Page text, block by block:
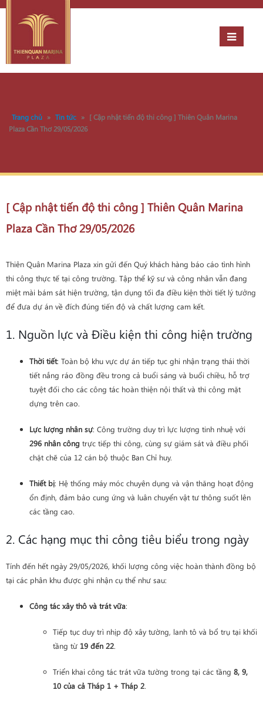
Trang chủ » Tin tức » [ Cập nhật tiến độ thi công ] Thiên Quân Marina
Plaza Cần Thơ 29/05/2026
[ Cập nhật tiến độ thi công ] Thiên Quân Marina
Plaza Cần Thơ 29/05/2026
Thiên Quân Marina Plaza xin gửi đến Quý khách hàng báo cáo tình hình
thi công thực tế tại công trường. Tập thể kỹ sư và công nhân vẫn đang
miệt mài bám sát hiện trường, tận dụng tối đa điều kiện thời tiết lý tưởng
để đưa dự án về đích đúng tiến độ và chất lượng cam kết.
1. Nguồn lực và Điều kiện thi công hiện trường
Thời tiết: Toàn bộ khu vực dự án tiếp tục ghi nhận trạng thái thời
tiết nắng ráo đồng đều trong cả buổi sáng và buổi chiều, hỗ trợ
tuyệt đối cho các công tác hoàn thiện nội thất và thi công mặt
dựng trên cao.
Lực lượng nhân sự: Công trường duy trì lực lượng tinh nhuệ với
296 nhân công trực tiếp thi công, cùng sự giám sát và điều phối
chặt chẽ của 12 cán bộ thuộc Ban Chỉ huy.
Thiết bị: Hệ thống máy móc chuyên dụng và vận thăng hoạt động
ổn định, đảm bảo cung ứng và luân chuyển vật tư thông suốt lên
các tầng cao.
2. Các hạng mục thi công tiêu biểu trong ngày
Tính đến hết ngày 29/05/2026, khối lượng công việc hoàn thành đồng bộ
tại các phân khu được ghi nhận cụ thể như sau:
Công tác xây thô và trát vữa:
Tiếp tục duy trì nhịp độ xây tường, lanh tô và bổ trụ tại khối
tầng từ 19 đến 22.
Triển khai công tác trát vữa tường trong tại các tầng 8, 9,
10 của cả Tháp 1 + Tháp 2.